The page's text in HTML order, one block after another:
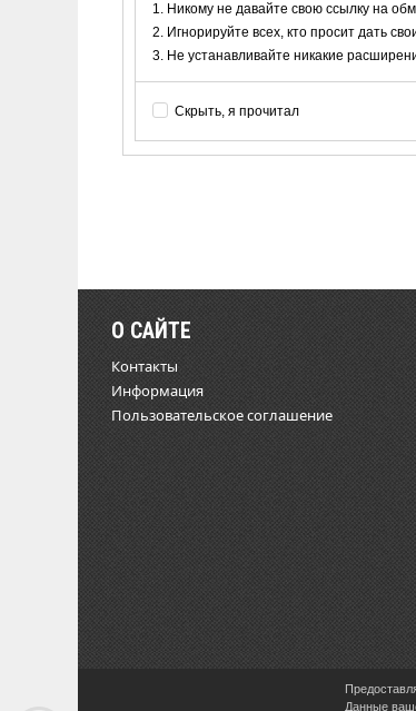
Никому не давайте свою ссылку на
Игнорируйте всех, кто просит дать
Не устанавливайте никакие
Скрыть, я прочитал
О САЙТЕ
Контакты
Информация
Пользовательское соглашение
Данные